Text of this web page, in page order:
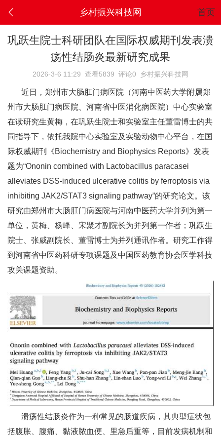
乡村振兴科技网 首页
巩跃生院士科研团队在国际权威期刊发表溃
疡性结肠炎最新研究成果
2026-3-6 11:29 查看5839 评论0 乡村振兴科技网
近日，郑州市大肠肛门病医院（河南中医药大学附属郑
州市大肠肛门病医院、河南省中医消化病医院）中心实验室
在读研究生黄梅，在巩跃生院士和实验室主任董雷博士的共
同指导下，依托我院中心实验室及实验动物中心平台，在国
际权威期刊《Biochemistry and Biophysics Reports》发表
题为“Ononin combined with Lactobacillus paracasei
alleviates DSS-induced ulcerative colitis by ferroptosis via
inhibiting JAK2/STAT3 signaling pathway”的研究论文。该
研究由郑州市大肠肛门病医院与河南中医药大学并列为第一
单位，黄梅、杨峰、宋聚才副院长为并列第一作者；巩跃生
院士、张威副院长、董雷博士为并列通讯作者。研究工作得
到河南省中医药科研专项课题及中国医药教育协会医学科技
攻关课题资助。
溃疡性结肠炎作为一种常见的肠道疾病，其典型症状包
括腹胀、腹痛、黏液脓血便、里急后重等，目前发病机制和